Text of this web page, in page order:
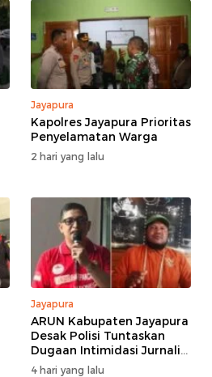
Jayapura
Kapolres Jayapura Prioritas
Penyelamatan Warga
2 hari yang lalu
Jayapura
ARUN Kabupaten Jayapura
Desak Polisi Tuntaskan
Dugaan Intimidasi Jurnalis
Jubi
4 hari yang lalu